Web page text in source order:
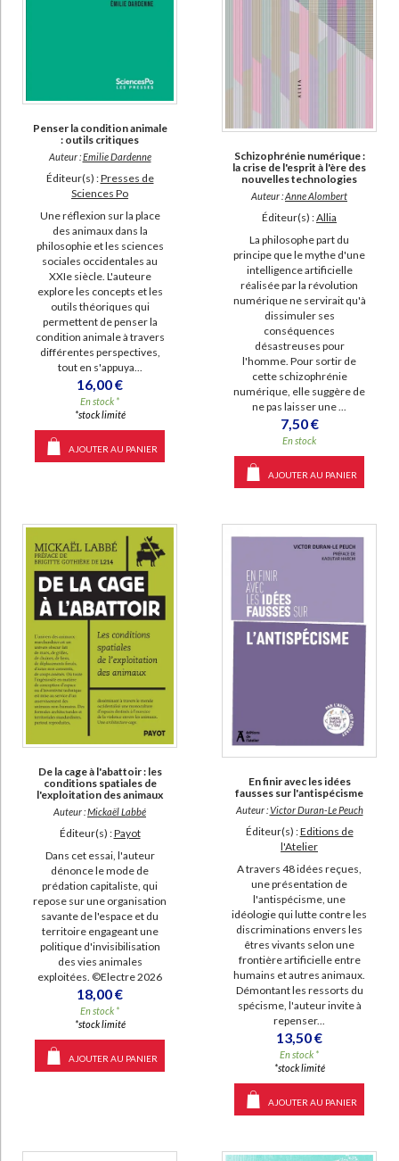
Penser la condition animale
: outils critiques
Auteur :Emilie Dardenne
Éditeur(s) :Presses de
Sciences Po
Une réflexion sur la place
des animaux dans la
philosophie et les sciences
sociales occidentales au
XXIe siècle. L'auteure
explore les concepts et les
outils théoriques qui
permettent de penser la
condition animale à travers
différentes perspectives,
tout en s'appuya...
16,00 €
En stock *
*stock limité
AJOUTER AU PANIER
Schizophrénie numérique :
la crise de l'esprit à l'ère des
nouvelles technologies
Auteur :Anne Alombert
Éditeur(s) :Allia
La philosophe part du
principe que le mythe d'une
intelligence artificielle
réalisée par la révolution
numérique ne servirait qu'à
dissimuler ses
conséquences
désastreuses pour
l'homme. Pour sortir de
cette schizophrénie
numérique, elle suggère de
ne pas laisser une ...
7,50 €
En stock
AJOUTER AU PANIER
De la cage à l'abattoir : les
conditions spatiales de
l'exploitation des animaux
Auteur :Mickaël Labbé
Éditeur(s) :Payot
Dans cet essai, l'auteur
dénonce le mode de
prédation capitaliste, qui
repose sur une organisation
savante de l'espace et du
territoire engageant une
politique d'invisibilisation
des vies animales
exploitées. ©Electre 2026
18,00 €
En stock *
*stock limité
AJOUTER AU PANIER
En finir avec les idées
fausses sur l'antispécisme
Auteur :Victor Duran-Le Peuch
Éditeur(s) :Editions de
l'Atelier
A travers 48 idées reçues,
une présentation de
l'antispécisme, une
idéologie qui lutte contre les
discriminations envers les
êtres vivants selon une
frontière artificielle entre
humains et autres animaux.
Démontant les ressorts du
spécisme, l'auteur invite à
repenser...
13,50 €
En stock *
*stock limité
AJOUTER AU PANIER